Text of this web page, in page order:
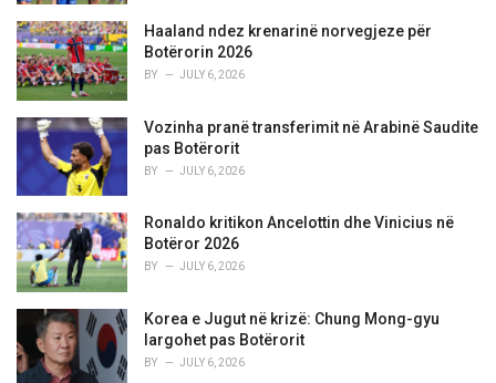
Haaland ndez krenarinë norvegjeze për
Botërorin 2026
BY JULY 6, 2026
Vozinha pranë transferimit në Arabinë Saudite
pas Botërorit
BY JULY 6, 2026
Ronaldo kritikon Ancelottin dhe Vinicius në
Botëror 2026
BY JULY 6, 2026
Korea e Jugut në krizë: Chung Mong-gyu
largohet pas Botërorit
BY JULY 6, 2026